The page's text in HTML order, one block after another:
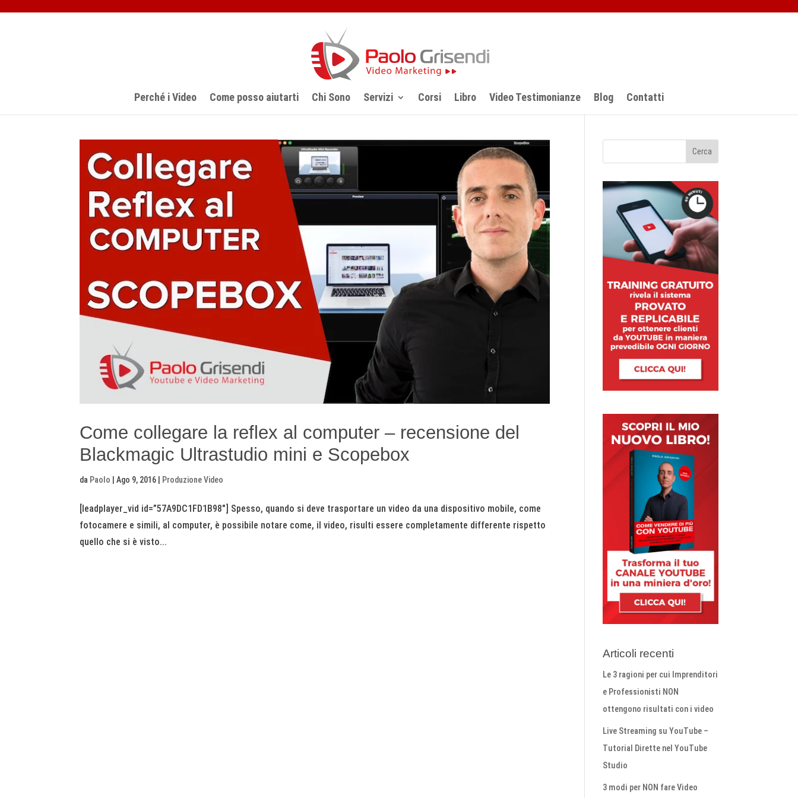
Perché i Video Come posso aiutarti Chi Sono Servizi Corsi Libro Video Testimonianze Blog Contatti
Come collegare la reflex al computer – recensione del
Blackmagic Ultrastudio mini e Scopebox
da Paolo |Ago 9, 2016 Produzione Video
[leadplayer_vid id=”57A9DC1FD1B98″] Spesso, quando si deve trasportare un video da una dispositivo mobile, come
fotocamere e simili, al computer, è possibile notare come, il video, risulti essere completamente differente rispetto
quello che si è visto...
Articoli recenti
Le 3 ragioni per cui Imprenditori
e Professionisti NON
ottengono risultati con i video
Live Streaming su YouTube –
Tutorial Dirette nel YouTube
Studio
3 modi per NON fare Video